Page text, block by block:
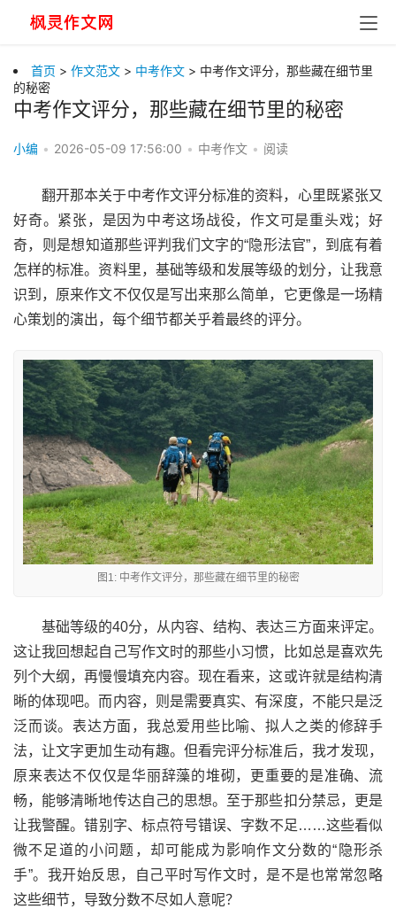
首页 > 作文范文 > 中考作文 > 中考作文评分，那些藏在细节里
的秘密
中考作文评分，那些藏在细节里的秘密
小编 • 2026-05-09 17:56:00 • 中考作文 • 阅读
翻开那本关于中考作文评分标准的资料，心里既紧张又
好奇。紧张，是因为中考这场战役，作文可是重头戏；好
奇，则是想知道那些评判我们文字的“隐形法官”，到底有着
怎样的标准。资料里，基础等级和发展等级的划分，让我意
识到，原来作文不仅仅是写出来那么简单，它更像是一场精
心策划的演出，每个细节都关乎着最终的评分。
图1: 中考作文评分，那些藏在细节里的秘密
基础等级的40分，从内容、结构、表达三方面来评定。
这让我回想起自己写作文时的那些小习惯，比如总是喜欢先
列个大纲，再慢慢填充内容。现在看来，这或许就是结构清
晰的体现吧。而内容，则是需要真实、有深度，不能只是泛
泛而谈。表达方面，我总爱用些比喻、拟人之类的修辞手
法，让文字更加生动有趣。但看完评分标准后，我才发现，
原来表达不仅仅是华丽辞藻的堆砌，更重要的是准确、流
畅，能够清晰地传达自己的思想。至于那些扣分禁忌，更是
让我警醒。错别字、标点符号错误、字数不足……这些看似
微不足道的小问题，却可能成为影响作文分数的“隐形杀
手”。我开始反思，自己平时写作文时，是不是也常常忽略
这些细节，导致分数不尽如人意呢？